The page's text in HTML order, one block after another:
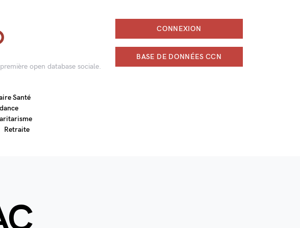
open database sociale.
CONNEXION
BASE DE DONNÉES CCN
Santé
Retraite